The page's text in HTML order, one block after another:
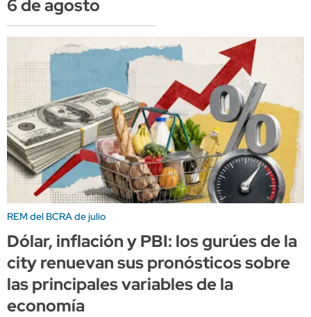
6 de agosto
REM del BCRA de julio
Dólar, inflación y PBI: los gurúes de la
city renuevan sus pronósticos sobre
las principales variables de la
economía